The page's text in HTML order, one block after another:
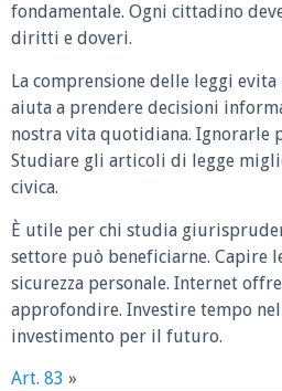
fondamentale. Ogni cittadino
diritti e doveri.
La comprensione delle leggi
aiuta a prendere decisioni
nostra vita quotidiana. Ignorarle
Studiare gli articoli di legge
civica.
È utile per chi studia
settore può beneficiarne. Capire
sicurezza personale. Internet
approfondire. Investire tempo
investimento per il futuro.
Art. 83 »